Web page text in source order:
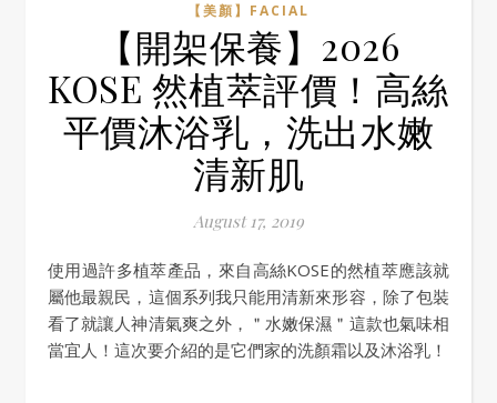
【美顏】FACIAL
【開架保養】2026
KOSE 然植萃評價！高絲
平價沐浴乳，洗出水嫩
清新肌
August 17, 2019
使用過許多植萃產品，來自高絲KOSE的然植萃應該就
屬他最親民，這個系列我只能用清新來形容，除了包裝
看了就讓人神清氣爽之外，＂水嫩保濕＂這款也氣味相
當宜人！這次要介紹的是它們家的洗顏霜以及沐浴乳！